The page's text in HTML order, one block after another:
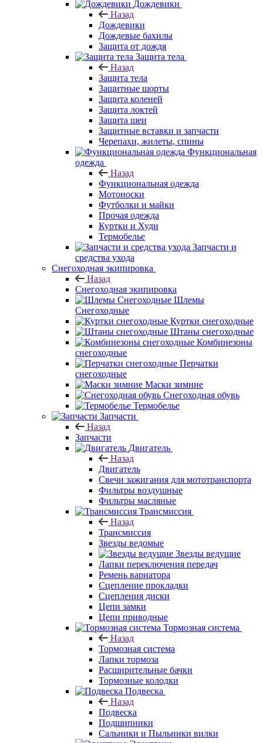
Дождевики
Назад
Дождевики
Дождевые бахилы
Защита от дождя
Защита тела
Назад
Защита тела
Защитные шорты
Защита коленей
Защита локтей
Защита шеи
Защитные вставки и запчасти
Черепахи, жилеты, спины
Функциональная
одежда
Назад
Функциональная одежда
Мотоноски
Футболки и майки
Прочая одежда
Куртки и Худи
Термобелье
Запчасти и
средства ухода
Снегоходная экипировка
Назад
Снегоходная экипировка
Шлемы
Снегоходные
Куртки снегоходные
Штаны снегоходные
Комбинезоны
снегоходные
Перчатки
снегоходные
Маски зимние
Снегоходная обувь
Термобелье
Запчасти
Назад
Запчасти
Двигатель
Назад
Двигатель
Свечи зажигания для мототранспорта
Фильтры воздушные
Фильтры масляные
Трансмиссия
Назад
Трансмиссия
Звезды ведомые
Звезды ведущие
Лапки переключения передач
Ремень вариатора
Сцепление прокладки
Сцепления диски
Цепи замки
Цепи приводные
Тормозная система
Назад
Тормозная система
Лапки тормоза
Расширительные бачки
Тормозные колодки
Подвеска
Назад
Подвеска
Подшипники
Сальники и Пыльники вилки